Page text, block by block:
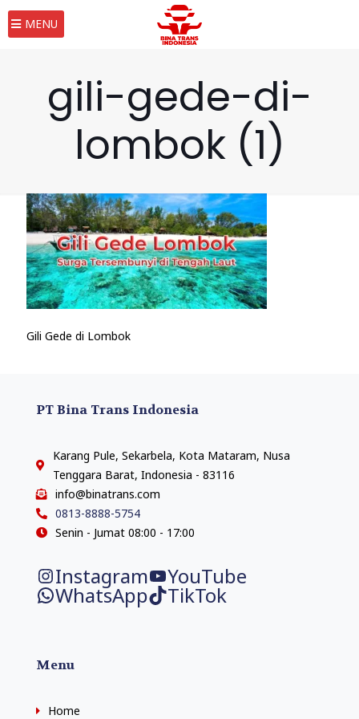
MENU
gili-gede-di-
lombok (1)
Gili Gede di Lombok
PT Bina Trans Indonesia
Karang Pule, Sekarbela, Kota Mataram, Nusa
Tenggara Barat, Indonesia - 83116
info@binatrans.com
0813-8888-5754
Senin - Jumat 08:00 - 17:00
Instagram YouTube
WhatsApp TikTok
Menu
Home